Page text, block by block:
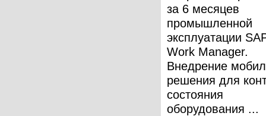
за 6 месяцев
промышленной
эксплуатации
Work Manager.
Внедрение
решения для
состояния
оборудования ...